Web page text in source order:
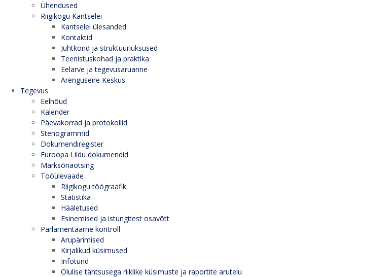
Ühendused
Riigikogu Kantselei
Kantselei ülesanded
Kontaktid
Juhtkond ja struktuuriüksused
Teenistuskohad ja praktika
Eelarve ja tegevusaruanne
Arenguseire Keskus
Tegevus
Eelnõud
Kalender
Päevakorrad ja protokollid
Stenogrammid
Dokumendiregister
Euroopa Liidu dokumendid
Märksõnaotsing
Tööülevaade
Riigikogu töögraafik
Statistika
Hääletused
Esinemised ja istungitest osavõtt
Parlamentaarne kontroll
Arupärimised
Kirjalikud küsimused
Infotund
Olulise tähtsusega riiklike küsimuste ja raportite arutelu